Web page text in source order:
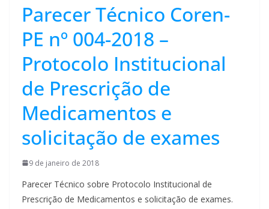
Parecer Técnico Coren-
PE nº 004-2018 –
Protocolo Institucional
de Prescrição de
Medicamentos e
solicitação de exames
9 de janeiro de 2018
Parecer Técnico sobre Protocolo Institucional de
Prescrição de Medicamentos e solicitação de exames.